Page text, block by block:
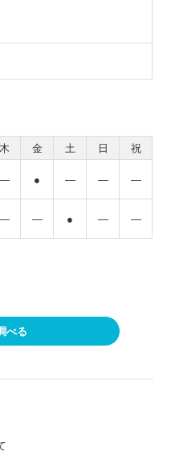
木 金 土 日
祝
― ● ― ― ―
― ― ● ― ―
べる